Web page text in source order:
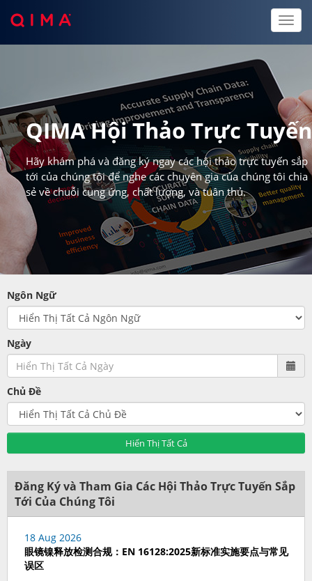
Toggle
QIMA Hội Thảo Trực Tuyến
Hãy khám phá và đăng ký ngay các hội thảo trực tuyến sắp
tới của chúng tôi để nghe các chuyên gia của chúng tôi chia
sẻ về chuỗi cung ứng, chất lượng, và tuân thủ.
Ngôn Ngữ
Ngày
Chủ Đề
Hiển Thị Tất Cả
Đăng Ký và Tham Gia Các Hội Thảo Trực Tuyến Sắp
Tới Của Chúng Tôi
18 Aug 2026
眼镜镍释放检测合规：EN 16128:2025新标准实施要点与常见
误区